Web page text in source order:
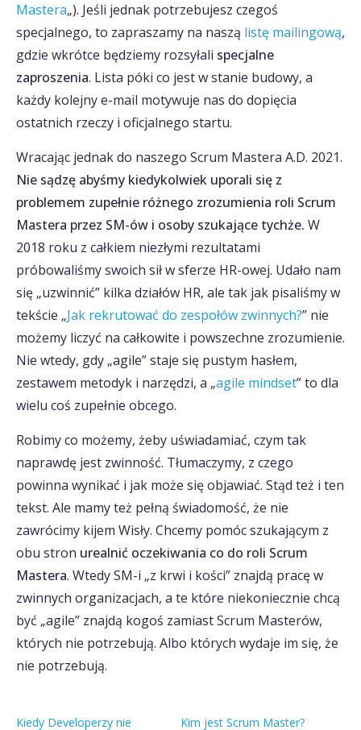
Mastera„). Jeśli jednak potrzebujesz czegoś
specjalnego, to zapraszamy na naszą listę mailingową,
gdzie wkrótce będziemy rozsyłali specjalne
zaproszenia. Lista póki co jest w stanie budowy, a
każdy kolejny e-mail motywuje nas do dopięcia
ostatnich rzeczy i oficjalnego startu.
Wracając jednak do naszego Scrum Mastera A.D. 2021.
Nie sądzę abyśmy kiedykolwiek uporali się z
problemem zupełnie różnego zrozumienia roli Scrum
Mastera przez SM-ów i osoby szukające tychże. W
2018 roku z całkiem niezłymi rezultatami
próbowaliśmy swoich sił w sferze HR-owej. Udało nam
się „uzwinnić” kilka działów HR, ale tak jak pisaliśmy w
tekście „Jak rekrutować do zespołów zwinnych?” nie
możemy liczyć na całkowite i powszechne zrozumienie.
Nie wtedy, gdy „agile” staje się pustym hasłem,
zestawem metodyk i narzędzi, a „agile mindset” to dla
wielu coś zupełnie obcego.
Robimy co możemy, żeby uświadamiać, czym tak
naprawdę jest zwinność. Tłumaczymy, z czego
powinna wynikać i jak może się objawiać. Stąd też i ten
tekst. Ale mamy też pełną świadomość, że nie
zawrócimy kijem Wisły. Chcemy pomóc szukającym z
obu stron urealnić oczekiwania co do roli Scrum
Mastera. Wtedy SM-i „z krwi i kości” znajdą pracę w
zwinnych organizacjach, a te które niekoniecznie chcą
być „agile” znajdą kogoś zamiast Scrum Masterów,
których nie potrzebują. Albo których wydaje im się, że
nie potrzebują.
Kiedy Developerzy nie Kim jest Scrum Master?